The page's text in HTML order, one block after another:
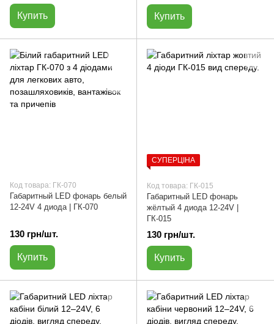
Купить Купить
Код товара: ГК-070
Габаритный LED фонарь белый
12-24V 4 диода | ГК-070
130 грн/шт.
Купить
СУПЕРЦІНА
Код товара: ГК-015
Габаритный LED фонарь
жёлтый 4 диода 12-24V |
ГК-015
130 грн/шт.
Купить